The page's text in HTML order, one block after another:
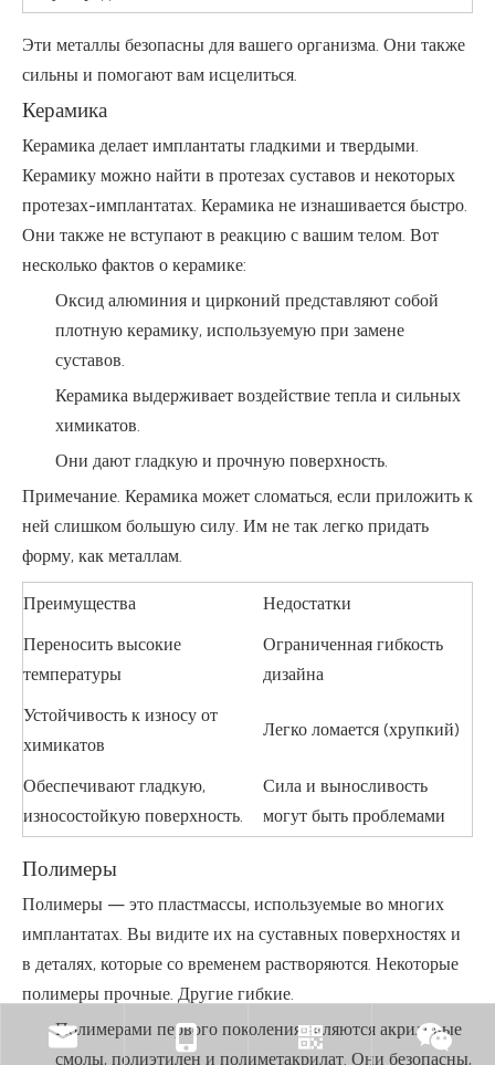
Эти металлы безопасны для вашего организма. Они также
сильны и помогают вам исцелиться.
Керамика
Керамика делает имплантаты гладкими и твердыми.
Керамику можно найти в протезах суставов и некоторых
протезах-имплантатах. Керамика не изнашивается быстро.
Они также не вступают в реакцию с вашим телом. Вот
несколько фактов о керамике:
Оксид алюминия и цирконий представляют собой
плотную керамику, используемую при замене
суставов.
Керамика выдерживает воздействие тепла и сильных
химикатов.
Они дают гладкую и прочную поверхность.
Примечание. Керамика может сломаться, если приложить к
ней слишком большую силу. Им не так легко придать
форму, как металлам.
Преимущества
Недостатки
Переносить высокие
температуры
Ограниченная гибкость
дизайна
Устойчивость к износу от
химикатов
Легко ломается (хрупкий)
Обеспечивают гладкую,
износостойкую поверхность.
Сила и выносливость
могут быть проблемами
Полимеры
Полимеры — это пластмассы, используемые во многих
имплантатах. Вы видите их на суставных поверхностях и
в деталях, которые со временем растворяются. Некоторые
полимеры прочные. Другие гибкие.
Полимерами первого поколения являются акриловые
смолы, полиэтилен и полиметакрилат. Они безопасны,